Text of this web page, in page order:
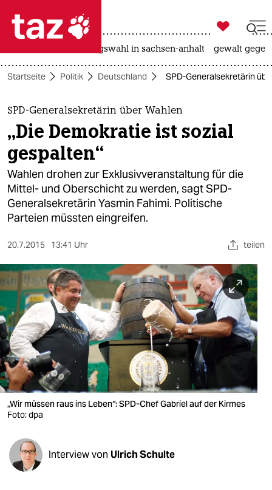
 taz zahl ich
taz zahl ich
themen
politik
öko
gesellschaft
kultur
sport
berlin
nord
wahrheit
verlag
verlag
veranstaltungen
fragen & hilfe
unterstützen

taz zahl ich
landtagswahl in sachsen-anhalt gewalt
Startseite Politik Deutschland SPD-Generalsekretärin
SPD-Generalsekretärin über Wahlen
„Die Demokratie ist sozial
gespalten“
Wahlen drohen zur Exklusivveranstaltung für die
Mittel- und Oberschicht zu werden, sagt SPD-
Generalsekretärin Yasmin Fahimi. Politische
Parteien müssten eingreifen.
20.7.2015 13:41 Uhr teilen
„Wir müssen raus ins Leben“: SPD-Chef Gabriel auf der Kirmes
Foto: dpa
Interview von Ulrich Schulte